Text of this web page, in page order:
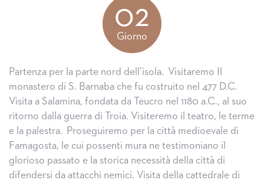
02
Giorno
Partenza per la parte nord dell’isola. Visitaremo Il
monastero di S. Barnaba che fu costruito nel 477 D.C.
Visita a Salamina, fondata da Teucro nel 1180 a.C., al suo
ritorno dalla guerra di Troia. Visiteremo il teatro, le terme
e la palestra. Proseguiremo per la città medioevale di
Famagosta, le cui possenti mura ne testimoniano il
glorioso passato e la storica necessità della città di
difendersi da attacchi nemici. Visita della cattedrale di